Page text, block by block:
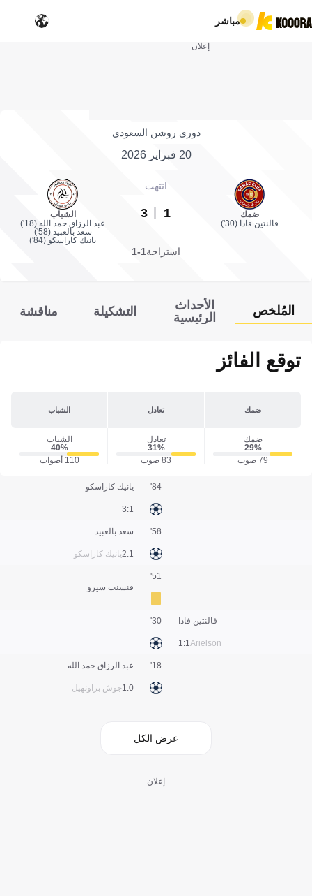
مباشر
إعلان
دوري روشن السعودي
20 فبراير 2026
ضمك
فالنتين فادا (30')
انتهت
1
3
الشباب
عبد الرزاق حمد الله (18')
سعد بالعبيد (58')
يانيك كاراسكو (84')
استراحة1-1
المُلخص
الأحداث
الرئيسية
التشكيلة مناقشة
توقع الفائز
ضمك تعادل الشباب
ضمك
29‎%‎
79 صوت
تعادل
31‎%‎
83 صوت
الشباب
40‎%‎
110 أصوات
يانيك كاراسكو
1:3
84'
سعد بالعبيد
يانيك كاراسكو1:2
58'
فنسنت سيرو
51'
فالنتين فادا
Arielson
1:1
30'
عبد الرزاق حمد الله
جوش براونهيل0:1
18'
عرض الكل
إعلان